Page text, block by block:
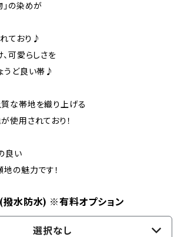
」の染めが
ており♪
可愛らしさを
うど良い帯♪
な帯地を織り上げる
使用されており！
良い
の魅力です！
(撥水防水) ※有料オプション
選択なし